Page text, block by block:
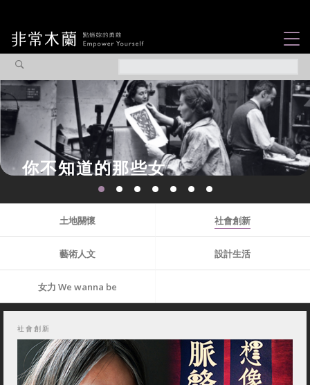
觀點專欄
焦點企劃
社會企業
認識我們
土地關懷 社會創新
藝術人文 設計生活
女力 We wanna be
社會創新